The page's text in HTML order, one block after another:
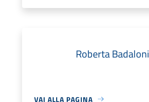
Roberta Badaloni
VAI ALLA PAGINA